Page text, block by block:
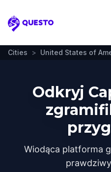
Questo
Cities > United States of
Odkryj
Wiodąca platforma